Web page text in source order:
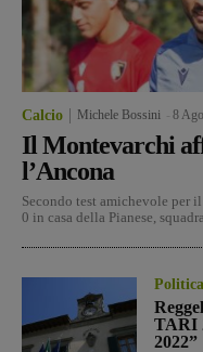
Calcio Michele Bossini 8
Il Montevarchi
l’Ancona
Secondo test amichevole per
0 in casa della Pianese, squadra
Politica
TARI
2022”